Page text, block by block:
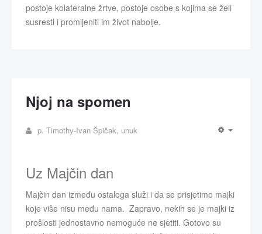
postoje kolateralne žrtve, postoje osobe s kojima se želi
susresti i promijeniti im život nabolje.
Njoj na spomen
p. Timothy-Ivan Špičak, unuk
Uz Majčin dan
Majčin dan između ostaloga služi i da se prisjetimo majki
koje više nisu među nama. Zapravo, nekih se je majki iz
prošlosti jednostavno nemoguće ne sjetiti. Gotovo su